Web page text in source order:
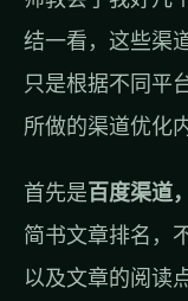
结一看，这些渠
只是根据不同平
所做的渠道优化
首先是百度渠道，
简书文章排名，
以及文章的阅读